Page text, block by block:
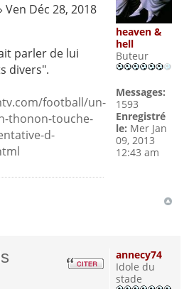
Ven Déc 28, 2018
parler de lui
divers".
football/un-
thonon-touche-
d-
heaven &
hell
Buteur
Messages:
1593
Enregistré
le: Mer Jan
09, 2013
12:43 am
annecy74
Idole du
stade